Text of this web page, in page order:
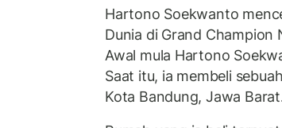
Hartono Soekwanto
Dunia di Grand
Awal mula Hartono
Saat itu, ia membeli
Kota Bandung, Jawa